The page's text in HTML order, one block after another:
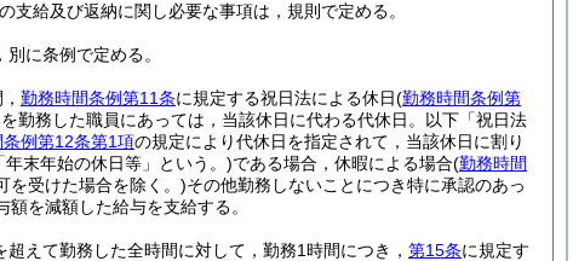
給及び返納に関し必要な事項は，規則で定める。
に条例で定める。
勤務時間条例第11条に規定する祝日法による休日(勤務時間条例第
勤務した職員にあっては，当該休日に代わる代休日。以下「祝日法
例第12条第1項の規定により代休日を指定されて，当該休日に割り
末年始の休日等」という。)である場合，休暇による場合(勤務時間
を受けた場合を除く。)その他勤務しないことにつき特に承認のあっ
を減額した給与を支給する。
えて勤務した全時間に対して，勤務1時間につき， 第15条に規定す